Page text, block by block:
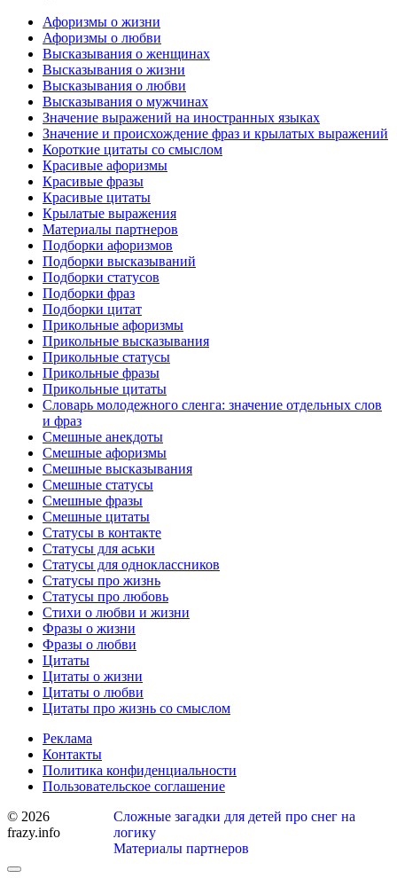
Афоризмы о жизни
Афоризмы о любви
Высказывания о женщинах
Высказывания о жизни
Высказывания о любви
Высказывания о мужчинах
Значение выражений на иностранных языках
Значение и происхождение фраз и крылатых выражений
Короткие цитаты со смыслом
Красивые афоризмы
Красивые фразы
Красивые цитаты
Крылатые выражения
Материалы партнеров
Подборки афоризмов
Подборки высказываний
Подборки статусов
Подборки фраз
Подборки цитат
Прикольные афоризмы
Прикольные высказывания
Прикольные статусы
Прикольные фразы
Прикольные цитаты
Словарь молодежного сленга: значение отдельных слов
и фраз
Смешные анекдоты
Смешные афоризмы
Смешные высказывания
Смешные статусы
Смешные фразы
Смешные цитаты
Статусы в контакте
Статусы для аськи
Статусы для одноклассников
Статусы про жизнь
Статусы про любовь
Стихи о любви и жизни
Фразы о жизни
Фразы о любви
Цитаты
Цитаты о жизни
Цитаты о любви
Цитаты про жизнь со смыслом
Реклама
Контакты
Политика конфиденциальности
Пользовательское соглашение
© 2026
frazy.info
Сложные загадки для детей про снег на
логику
Материалы партнеров